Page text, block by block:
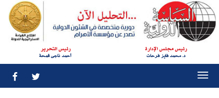
رئيس مجلس الإدارة
د. محمد فايز فرحات
رئيس التحرير
أحمد ناجى قمحة